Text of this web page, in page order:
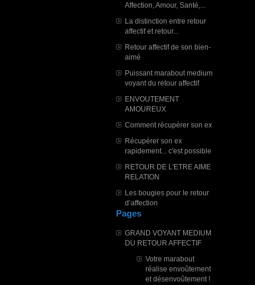
Affection, Amour, Santé,...
La distinction entre retour
affectif et retour...
Retour affectif de son bien-
aimé
Puissant marabout medium
voyant du retour affectif
ENVOUTEMENT
AMOUREUX
Comment récupérer son ex
Récupérer son ex
rapidement... c'est possible
RETOUR DE L'ETRE AIME
RELATION
Les bougies pour le retour
d’affection
Pages
GRAND VOYANT MEDIUM
DU RETOUR AFFECTIF
Votre marabout
réalise envoûtement
et désenvoûtement !